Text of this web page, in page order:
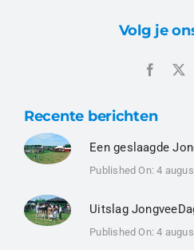
Volg je
Recente berichten
Een geslaagde
Published On: 4
Uitslag
Published On: 4